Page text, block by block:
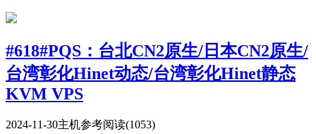
#618#PQS：台北CN2原生/日本CN2原生/
台湾彰化Hinet动态/台湾彰化Hinet静态
KVM VPS
2024-11-30主机参考阅读(1053)